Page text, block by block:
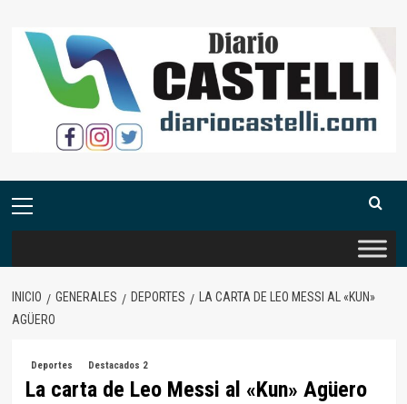
contenido
Menú
INICIO GENERALES DEPORTES
LA CARTA DE LEO MESSI AL «KUN»
AGÜERO
Deportes Destacados 2
La carta de Leo Messi al «Kun» Agüero